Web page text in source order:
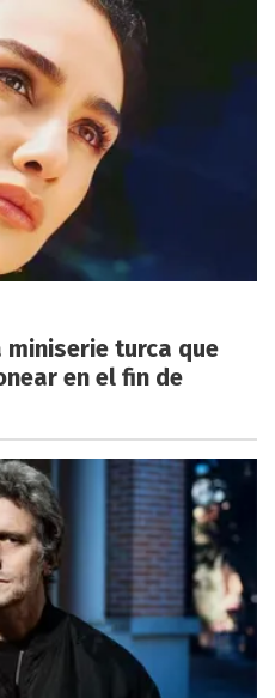
miniserie turca que
en el fin de